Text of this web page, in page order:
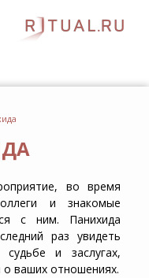
во время
и знакомые
с ним. Панихида
раз увидеть
и заслугах,
о ваших отношениях.